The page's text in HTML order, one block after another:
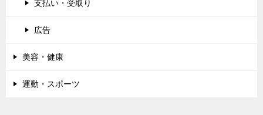
支払い・受取り
広告
美容・健康
運動・スポーツ